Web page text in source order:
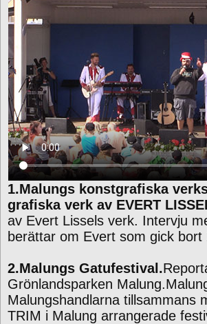
1.Malungs konstgrafiska
grafiska verk av EVERT
av Evert Lissels verk. Intervju
berättar om Evert som gick bort
2.Malungs Gatufestival.
Grönlandsparken
Malungshandlarna tillsammans
TRIM i Malung arrangerade